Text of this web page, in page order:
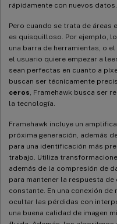
rápidamente con nuevos datos.
Pero cuando se trata de áreas
es quisquilloso. Por ejemplo,
una barra de herramientas, o
el usuario quiere empezar a
sean perfectas en cuanto a
buscan ser técnicamente
ceros , Framehawk busca ser
la tecnología.
Framehawk incluye un
próxima generación, además
para una identificación más
trabajo. Utiliza
además de la compresión de
para mantener la respuesta
constante. En una conexión
ocultar las pérdidas con
una buena calidad de imagen